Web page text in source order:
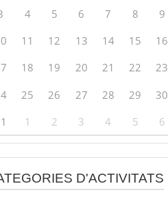
4 5 6 7 8
9
11 12 13 14 15
16
18 19 20 21 22
23
25 26 27 28 29
30
1 2 3 4 5 6
D'ACTIVITATS